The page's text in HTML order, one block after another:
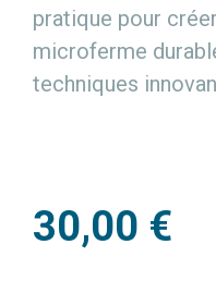
pratique pour
microferme
techniques
30,00 €